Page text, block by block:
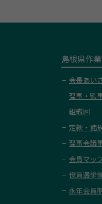
島根県作
会長あい
理事・監
組織図
定款・諸
理事会議
会員マッ
役員選挙
永年会員